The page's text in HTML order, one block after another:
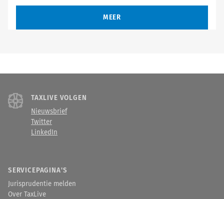
MEER
TAXLIVE VOLGEN
Nieuwsbrief
Twitter
LinkedIn
SERVICEPAGINA'S
Jurisprudentie melden
Over TaxLive